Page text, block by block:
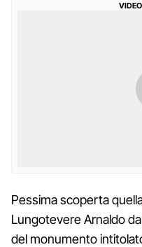
Pessima scoperta
Lungotevere Arnaldo
del monumento